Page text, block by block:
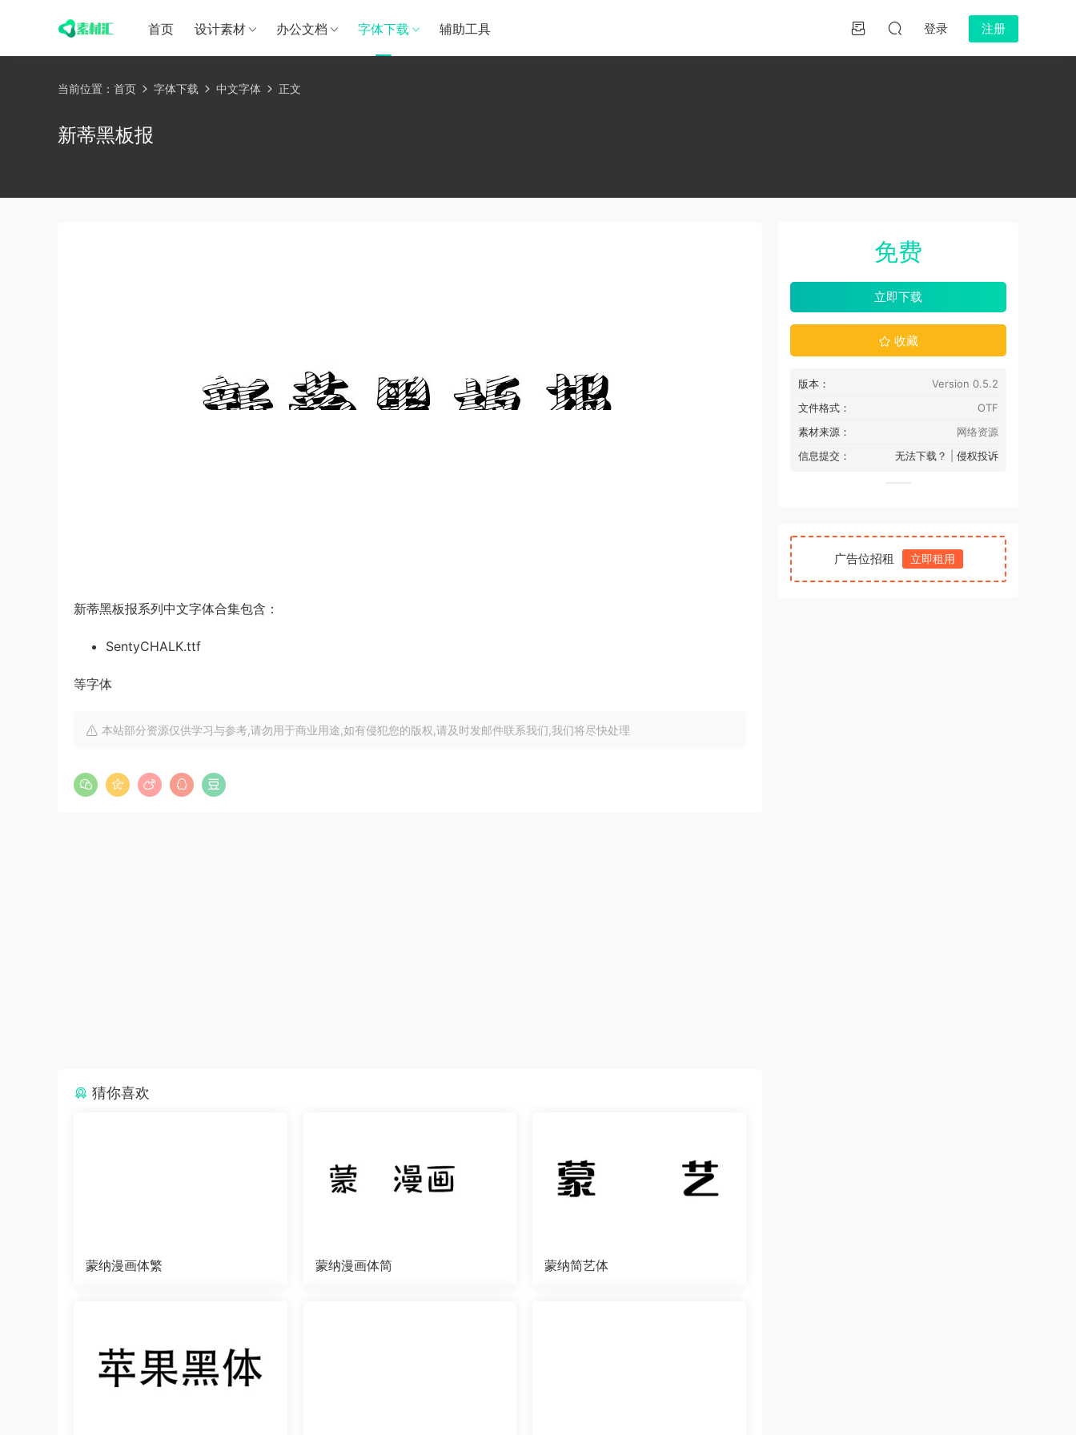
首页 设计素材 办公文档 字体下载 辅助工具 登录 注册
当前位置： 首页 字体下载 中文字体 正文
新蒂黑板报
新蒂黑板报系列中文字体合集包含：
SentyCHALK.ttf
等字体
本站部分资源仅供学习与参考,请勿用于商业用途,如有侵犯您的版权,请及时发邮件联系我们,我们将尽快处理
猜你喜欢
蒙纳漫画体繁 蒙纳漫画体简 蒙纳简艺体
免费
立即下载
收藏
版本：
Version 0.5.2
文件格式：
OTF
素材来源：
网络资源
信息提交：
无法下载？ 侵权投诉
广告位招租 立即租用